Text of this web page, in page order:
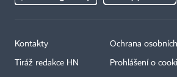
Kontakty
Tiráž redakce HN
Ochrana
Prohlášení o